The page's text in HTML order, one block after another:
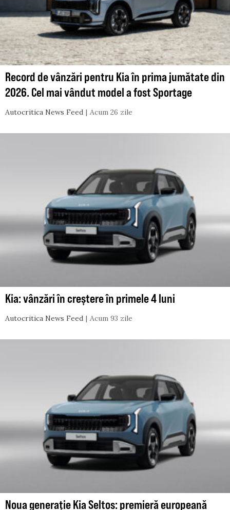
Record de vânzări pentru Kia în prima jumătate din
2026. Cel mai vândut model a fost Sportage
Autocritica News Feed Acum 26 zile
Kia: vânzări în creștere în primele 4 luni
Autocritica News Feed Acum 93 zile
Noua generație Kia Seltos: premieră europeană